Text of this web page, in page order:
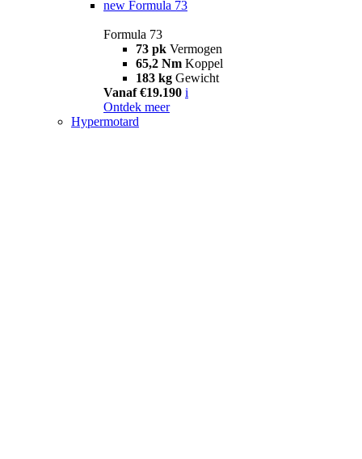
new Formula 73
Formula 73
73 pk Vermogen
65,2 Nm Koppel
183 kg Gewicht
Vanaf €19.190 i
Ontdek meer
Hypermotard